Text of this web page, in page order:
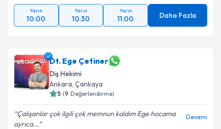
Yarın
10:00
Yarın
10:30
Yarın
11:00 Daha Fazla
Dt. Ege Çetiner
Diş Hekimi
Ankara, Çankaya
5 (9 Değerlendirme)
Çalışanlar çok ilgili çok memnun kaldım Ege hocama
ayrıca...
Devamı